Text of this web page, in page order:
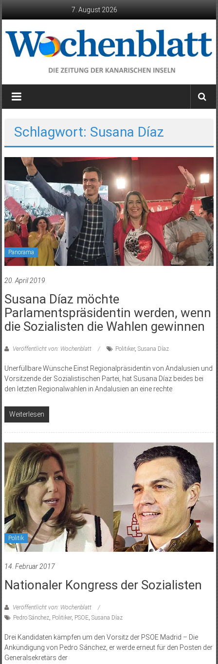
7. August 2026
Wochenblatt
die
Kanarischen
Inseln
Schlagwort: Susana Díaz
Panorama
20. April 2019
Susana Díaz möchte
Parlamentspräsidentin werden, wenn
die Sozialisten die Wahlen gewinnen
Veröffentlicht von: Wochenblatt Politiker, Susana Díaz
Unerfüllbare Wünsche Einst Regionalpräsidentin von Andalusien und
Vorsitzende der Sozialistischen Partei, hat Susana Díaz beides bei
den letzten Regionalwahlen in Andalusien an eine rechte
Weiterlesen
Politik
14. Februar 2017
Nationaler Kongress der Sozialisten
Veröffentlicht von: Wochenblatt
Pedro Sánchez, Politiker, PSOE, Susana Díaz
Drei Kandidaten kämpfen um den Vorsitz der PSOE Madrid – Die
Ankündigung von Pedro Sánchez, er werde erneut für den Posten der
Generalsekretärs der